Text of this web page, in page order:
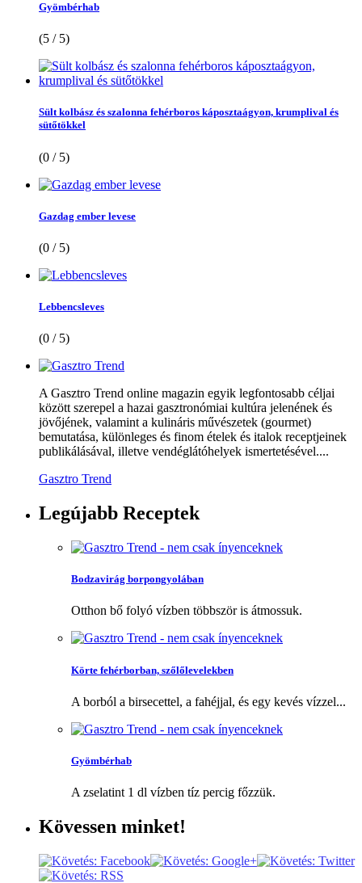
Gyömbérhab
(5 / 5)
Sült kolbász és szalonna fehérboros káposztaágyon, krumplival és
sütőtökkel
(0 / 5)
Gazdag ember levese
(0 / 5)
Lebbencsleves
(0 / 5)
A Gasztro Trend online magazin egyik legfontosabb céljai
között szerepel a hazai gasztronómiai kultúra jelenének és
jövőjének, valamint a kulináris művészetek (gourmet)
bemutatása, különleges és finom ételek és italok receptjeinek
publikálásával, illetve vendéglátóhelyek ismertetésével....
Gasztro Trend
Legújabb Receptek
Bodzavirág borpongyolában
Otthon bő folyó vízben többször is átmossuk.
Körte fehérborban, szőlőlevelekben
A borból a birsecettel, a fahéjjal, és egy kevés vízzel...
Gyömbérhab
A zselatint 1 dl vízben tíz percig főzzük.
Kövessen minket!